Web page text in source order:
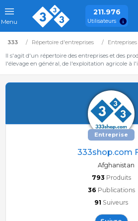
Menu
211.976
Utilisateurs
333 Répertoire d'entreprises Entreprises
Il s'agit d'un répertoire des entreprises et des
l'élevage en général, de l'exploitation agricole à
Entreprise
333shop.com
Afghanistan
793 Produits
36 Publications
91 Suiveurs